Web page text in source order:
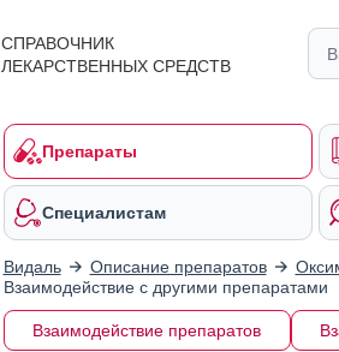
СПРАВОЧНИК
ЛЕКАРСТВЕННЫХ СРЕДСТВ
Препараты
Специалистам
Видаль Описание препаратов
Взаимодействие с другими препаратами
Взаимодействие препаратов